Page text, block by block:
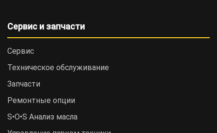
Сервис и запчасти
Сервис
Техническое обслуживание
Запчасти
Ремонтные опции
S•O•S Анализ масла